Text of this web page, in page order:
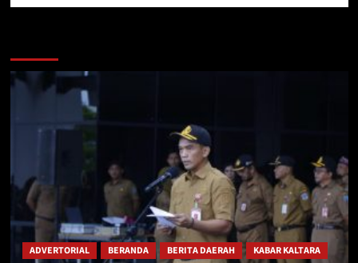
ADVERTORIAL BERANDA BERITA DAERAH KABAR KALTARA